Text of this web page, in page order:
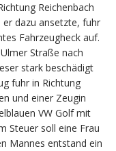
Reichenbach
er dazu ansetzte, fuhr
Fahrzeugheck auf.
Straße nach
stark beschädigt
fuhr in Richtung
und einer Zeugin
VW Golf mit
Steuer soll eine Frau
Mannes entstand ein